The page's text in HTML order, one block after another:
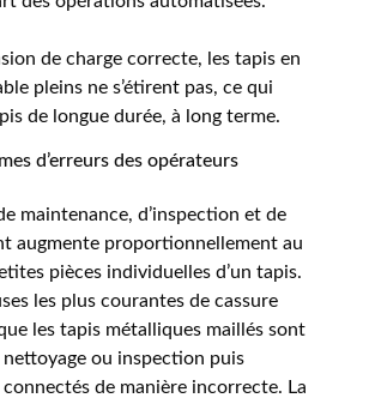
de charge correcte, les tapis en
pleins ne s’étirent pas, ce qui
de longue durée, à long terme.
d’erreurs des opérateurs
maintenance, d’inspection et de
augmente proportionnellement au
pièces individuelles d’un tapis.
les plus courantes de cassure
les tapis métalliques maillés sont
ou inspection puis
de manière incorrecte. La